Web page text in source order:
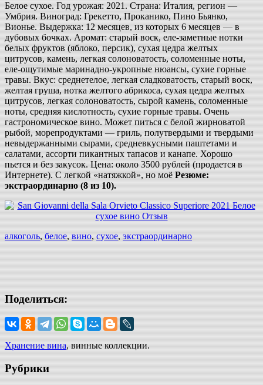
Белое сухое. Год урожая: 2021. Страна: Италия, регион —
Умбрия. Виноград: Грекетто, Проканико, Пино Бьянко,
Вионье. Выдержка: 12 месяцев, из которых 6 месяцев — в
дубовых бочках. Аромат: старый воск, еле-заметные нотки
белых фруктов (яблоко, персик), сухая цедра желтых
цитрусов, камень, легкая солоноватость, соломенные ноты,
еле-ощутимые маринадно-укропные нюансы, сухие горные
травы. Вкус: среднетелое, легкая сладковатость, старый воск,
желтая груша, нотка желтого абрикоса, сухая цедра желтых
цитрусов, легкая солоноватость, сырой камень, соломенные
ноты, средняя кислотность, сухие горные травы. Очень
гастрономическое вино. Может питься с белой жирноватой
рыбой, морепродуктами — гриль, полутвердыми и твердыми
невыдержанными сырами, средневкусными паштетами и
салатами, ассорти пикантных тапасов и канапе. Хорошо
пьется и без закусок. Цена: около 3500 рублей (продается в
Интернете). С легкой «натяжкой», но моё Резюме:
экстраординарно (8 из 10).
алкоголь, белое, вино, сухое, экстраординарно
Поделиться:
Хранение вина, винные коллекции.
Рубрики